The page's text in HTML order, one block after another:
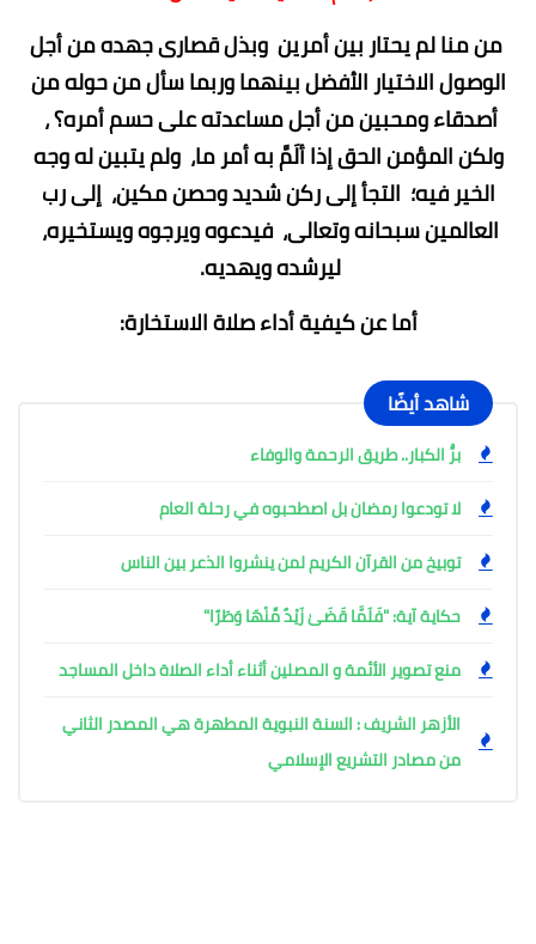
من منا لم يحتار بين أمرين وبذل قصارى جهده من أجل
الوصول الاختيار الأفضل بينهما وربما سأل من حوله من
أصدقاء ومحبين من أجل مساعدته على حسم أمره؟ ،
ولكن المؤمن الحق إذا ألَمَّ به أمر ما، ولم يتبين له وجه
الخير فيه؛ التجأ إلى ركن شديد وحصن مكين، إلى رب
العالمين سبحانه وتعالى، فيدعوه ويرجوه ويستخيره،
ليرشده ويهديه.
أما عن كيفية أداء صلاة الاستخارة:
شاهد أيضًا
برُّ الكبار.. طريق الرحمة والوفاء
لا تودعوا رمضان بل اصطحبوه في رحلة العام
توبيخ من القرآن الكريم لمن ينشروا الذعر بين الناس
حكاية آية: "فَلَمَّا قَضَىٰ زَيْدٌ مِّنْهَا وَطَرًا"
منع تصوير الأئمة و المصلين أثناء أداء الصلاة داخل المساجد
الأزهر الشريف : السنة النبوية المطهرة هي المصدر الثاني
من مصادر التشريع الإسلامي